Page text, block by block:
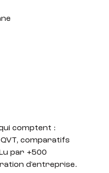
comptent :
comparatifs
par +500
d'entreprise.